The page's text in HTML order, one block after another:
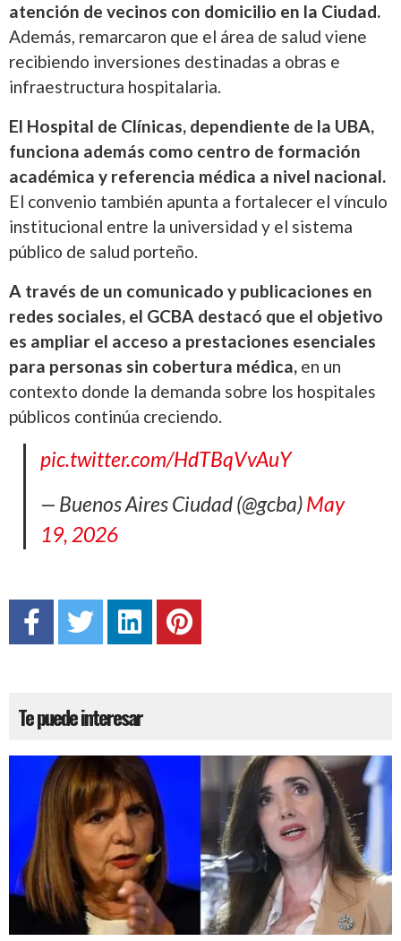
atención de vecinos con domicilio en la Ciudad.
Además, remarcaron que el área de salud viene
recibiendo inversiones destinadas a obras e
infraestructura hospitalaria.
El Hospital de Clínicas, dependiente de la UBA,
funciona además como centro de formación
académica y referencia médica a nivel nacional.
El convenio también apunta a fortalecer el vínculo
institucional entre la universidad y el sistema
público de salud porteño.
A través de un comunicado y publicaciones en
redes sociales, el GCBA destacó que el objetivo
es ampliar el acceso a prestaciones esenciales
para personas sin cobertura médica, en un
contexto donde la demanda sobre los hospitales
públicos continúa creciendo.
pic.twitter.com/HdTBqVvAuY
— Buenos Aires Ciudad (@gcba)May
19, 2026
Te puede interesar